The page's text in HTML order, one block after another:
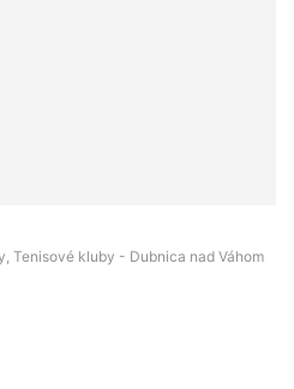
Tenisové kluby - Dubnica nad Váhom